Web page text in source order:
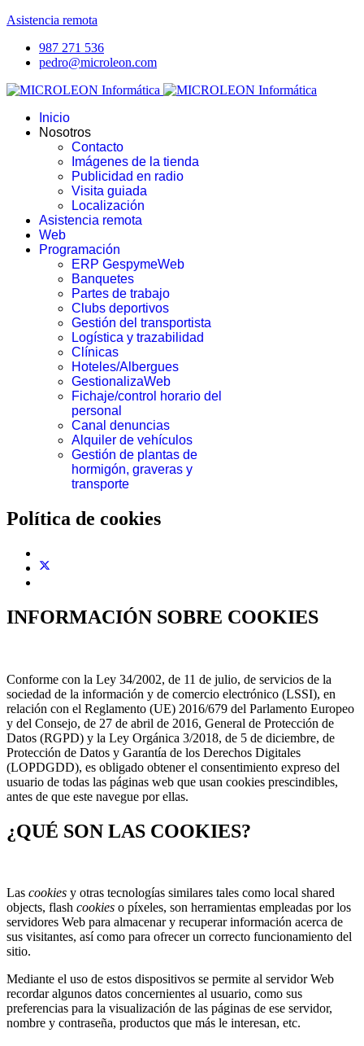
Asistencia remota
987 271 536
pedro@microleon.com
Inicio
Nosotros
Contacto
Imágenes de la tienda
Publicidad en radio
Visita guiada
Localización
Asistencia remota
Web
Programación
ERP GespymeWeb
Banquetes
Partes de trabajo
Clubs deportivos
Gestión del transportista
Logística y trazabilidad
Clínicas
Hoteles/Albergues
GestionalizaWeb
Fichaje/control horario del
personal
Canal denuncias
Alquiler de vehículos
Gestión de plantas de
hormigón, graveras y
transporte
Política de cookies
INFORMACIÓN SOBRE COOKIES
Conforme con la Ley 34/2002, de 11 de julio, de servicios de la
sociedad de la información y de comercio electrónico (LSSI), en
relación con el Reglamento (UE) 2016/679 del Parlamento Europeo
y del Consejo, de 27 de abril de 2016, General de Protección de
Datos (RGPD) y la Ley Orgánica 3/2018, de 5 de diciembre, de
Protección de Datos y Garantía de los Derechos Digitales
(LOPDGDD), es obligado obtener el consentimiento expreso del
usuario de todas las páginas web que usan cookies prescindibles,
antes de que este navegue por ellas.
¿QUÉ SON LAS COOKIES?
Las cookies y otras tecnologías similares tales como local shared
objects, flash cookies o píxeles, son herramientas empleadas por los
servidores Web para almacenar y recuperar información acerca de
sus visitantes, así como para ofrecer un correcto funcionamiento del
sitio.
Mediante el uso de estos dispositivos se permite al servidor Web
recordar algunos datos concernientes al usuario, como sus
preferencias para la visualización de las páginas de ese servidor,
nombre y contraseña, productos que más le interesan, etc.